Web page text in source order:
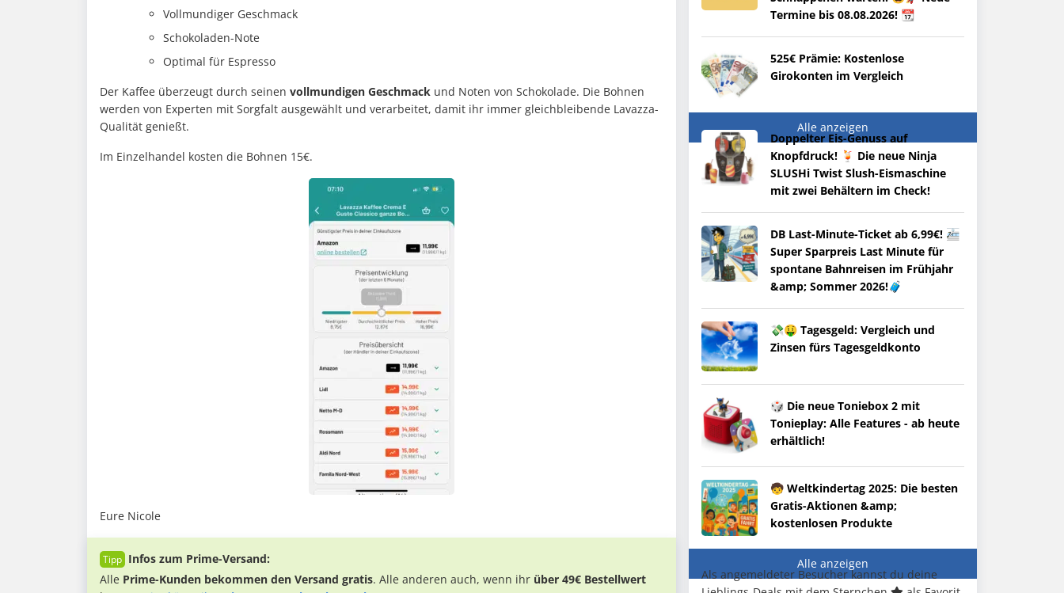
Vollmundiger Geschmack
Schokoladen-Note
Optimal für Espresso
Der Kaffee überzeugt durch seinen vollmundigen Geschmack und Noten von Schokolade. Die Bohnen
werden von Experten mit Sorgfalt ausgewählt und verarbeitet, damit ihr immer gleichbleibende Lavazza-
Qualität genießt.
Im Einzelhandel kosten die Bohnen 15€.
Eure Nicole
Infos zum Prime-Versand:
Alle Prime-Kunden bekommen den Versand gratis. Alle anderen auch, wenn ihr über 49€ Bestellwert
Termine bis 08.08.2026! 📆
525€ Prämie: Kostenlose
Girokonten im Vergleich
Alle anzeigen
Doppelter Eis-Genuss auf
Knopfdruck! 🍹 Die neue Ninja
SLUSHi Twist Slush-Eismaschine
mit zwei Behältern im Check!
DB Last-Minute-Ticket ab 6,99€! 🚈
Super Sparpreis Last Minute für
spontane Bahnreisen im Frühjahr
&amp; Sommer 2026!🧳
💸🤑 Tagesgeld: Vergleich und
Zinsen fürs Tagesgeldkonto
🎲 Die neue Toniebox 2 mit
Tonieplay: Alle Features - ab heute
erhältlich!
🧒 Weltkindertag 2025: Die besten
Gratis-Aktionen &amp;
kostenlosen Produkte
Alle anzeigen
Als angemeldeter Besucher kannst du deine